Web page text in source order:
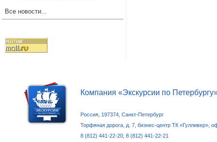
Все новости...
Компания «Экскурсии по
Россия, 197374, Санкт-Петербург
Торфяная дорога, д. 7, бизнес-центр ТК «Гулливер»,
8 (812) 441-22-20, 8 (812) 441-22-21